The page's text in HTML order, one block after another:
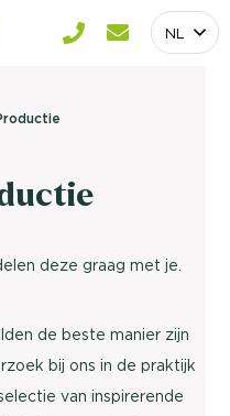
NL
deze graag met je.
de beste manier zijn
bij ons in de praktijk
van inspirerende